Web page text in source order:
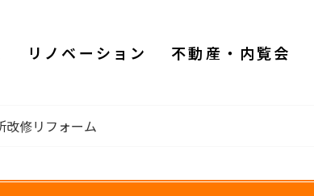
リノベーション 不動産・内覧会
改修リフォーム